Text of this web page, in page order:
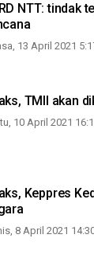
NTT: tindak
13 April 2021
TMII akan
10 April 2021
Keppres
8 April 2021